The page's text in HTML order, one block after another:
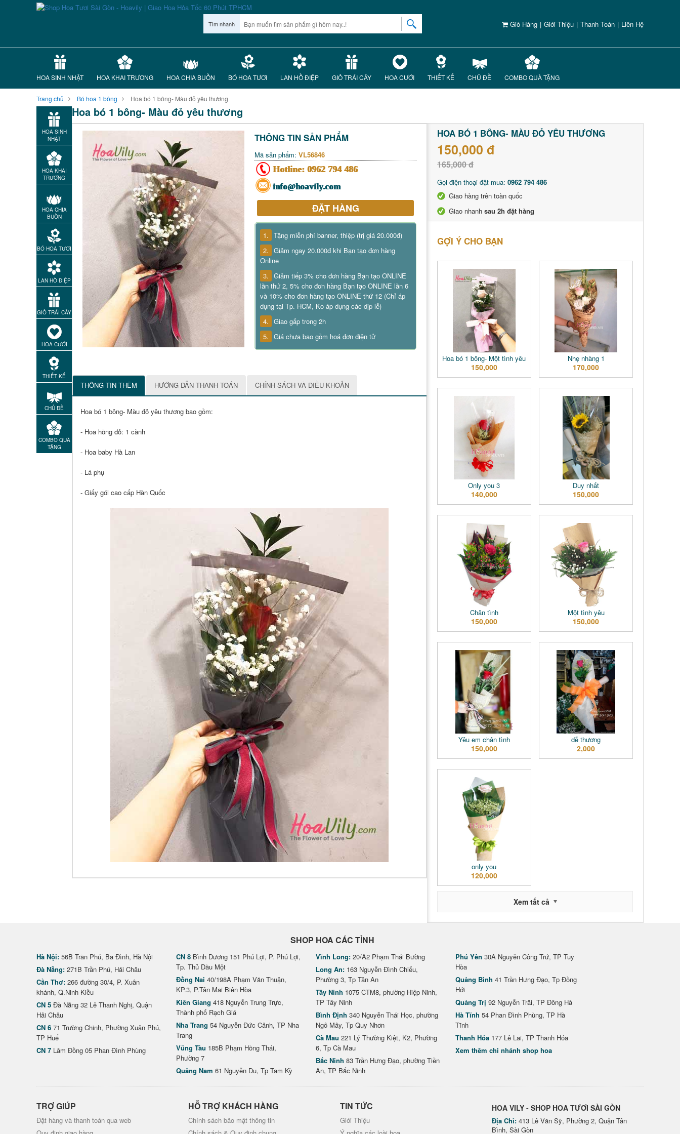
Giỏ Hàng | Giới Thiệu | Thanh Toán | Liên Hệ
Tìm nhanh
HOA SINH NHẬT HOA KHAI TRƯƠNG HOA CHIA BUỒN BÓ HOA TƯƠI LAN HỒ ĐIỆP GIỎ TRÁI CÂY HOA CƯỚI THIẾT KẾ CHỦ ĐỀ COMBO QUÀ TẶNG
Trang chủ Bó hoa 1 bông Hoa bó 1 bông- Màu đỏ yêu thương
HOA SINH
NHẬT
HOA KHAI
TRƯƠNG
HOA CHIA
BUỒN
BÓ HOA TƯƠI
LAN HỒ ĐIỆP
GIỎ TRÁI CÂY
HOA CƯỚI
THIẾT KẾ
CHỦ ĐỀ
COMBO QUÀ
TẶNG
Hoa bó 1 bông- Màu đỏ yêu thương
THÔNG TIN SẢN PHẨM
Mã sản phẩm: VL56846
Hotline: 0962 794 486
info@hoavily.com
ĐẶT HÀNG
1. Tặng miễn phí banner, thiệp (trị giá 20.000đ)
2. Giảm ngay 20.000đ khi Bạn tạo đơn hàng
Online
3. Giảm tiếp 3% cho đơn hàng Bạn tạo ONLINE
lần thứ 2, 5% cho đơn hàng Bạn tạo ONLINE lần 6
và 10% cho đơn hàng tạo ONLINE thứ 12 (Chỉ áp
dụng tại Tp. HCM, Ko áp dụng các dịp lễ)
4. Giao gấp trong 2h
5. Giá chưa bao gồm hoá đơn điện tử
THÔNG TIN THÊM HƯỚNG DẪN THANH TOÁN CHÍNH SÁCH VÀ ĐIỀU KHOẢN
Hoa bó 1 bông- Màu đỏ yêu thương bao gồm:
- Hoa hồng đỏ: 1 cành
- Hoa baby Hà Lan
- Lá phụ
- Giấy gói cao cấp Hàn Quốc
HOA BÓ 1 BÔNG- MÀU ĐỎ YÊU THƯƠNG
150,000 đ
165,000 đ
Gọi điện thoại đặt mua: 0962 794 486
Giao hàng trên toàn quốc
Giao nhanh sau 2h đặt hàng
GỢI Ý CHO BẠN
Hoa bó 1 bông- Một tình yêu
150,000
Nhẹ nhàng 1
170,000
Only you 3
140,000
Duy nhất
150,000
Chân tình
150,000
Một tình yêu
150,000
Yêu em chân tình
150,000
dễ thương
2,000
only you
120,000
Xem tất cả
SHOP HOA CÁC TỈNH
Hà Nội: 56B Trần Phú, Ba Đình, Hà Nội
Đà Nẵng: 271B Trần Phú, Hải Châu
Cần Thơ: 266 đường 30/4, P. Xuân
khánh, Q.Ninh Kiều
CN 5 Đà Nẵng 32 Lê Thanh Nghị, Quận
Hải Châu
CN 6 71 Trường Chinh, Phường Xuân Phú,
TP Huế
CN 7 Lâm Đồng 05 Phan Đình Phùng
CN 8 Bình Dương 151 Phú Lợi, P. Phú Lợi,
Tp. Thủ Dầu Một
Đồng Nai 40/198A Phạm Văn Thuận,
KP.3, P.Tân Mai Biên Hòa
Kiên Giang 418 Nguyễn Trung Trực,
Thành phố Rạch Giá
Nha Trang 54 Nguyễn Đức Cảnh, TP Nha
Trang
Vũng Tàu 185B Phạm Hồng Thái,
Phường 7
Quảng Nam 61 Nguyễn Du, Tp Tam Kỳ
Vĩnh Long: 20/A2 Phạm Thái Bường
Long An: 163 Nguyễn Đình Chiểu,
Phường 3, Tp Tân An
Tây Ninh 1075 CTM8, phường Hiệp Ninh,
TP Tây Ninh
Bình Định 340 Nguyễn Thái Học, phường
Ngô Mây, Tp Quy Nhơn
Cà Mau 221 Lý Thường Kiệt, K2, Phường
6, Tp Cà Mau
Bắc Ninh 83 Trần Hưng Đạo, phường Tiền
An, TP Bắc Ninh
Phú Yên 30A Nguyễn Công Trứ, TP Tuy
Hòa
Quảng Bình 41 Trần Hưng Đạo, Tp Đồng
Hới
Quảng Trị 92 Nguyễn Trãi, TP Đông Hà
Hà Tĩnh 54 Phan Đình Phùng, TP Hà
Tĩnh
Thanh Hóa 177 Lê Lai, TP Thanh Hóa
Xem thêm chi nhánh shop hoa
TRỢ GIÚP
Đặt hàng và thanh toán qua web
HỖ TRỢ KHÁCH HÀNG
Chính sách bảo mật thông tin
TIN TỨC
Giới Thiệu
HOA VILY - SHOP HOA TƯƠI SÀI GÒN
Địa Chỉ: 413 Lê Văn Sỹ, Phường 2, Quận Tân
Bình, Sài Gòn